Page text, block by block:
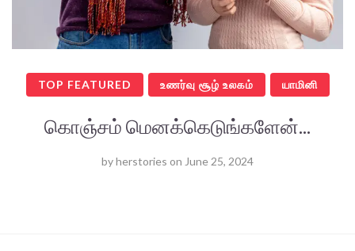
TOP FEATURED உணர்வு சூழ் உலகம் யாமினி
கொஞ்சம் மெனக்கெடுங்களேன்...
byherstories on June 25, 2024